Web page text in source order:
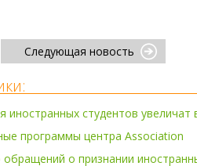
Следующая новость
студентов увеличат
программы центра Association
о признании